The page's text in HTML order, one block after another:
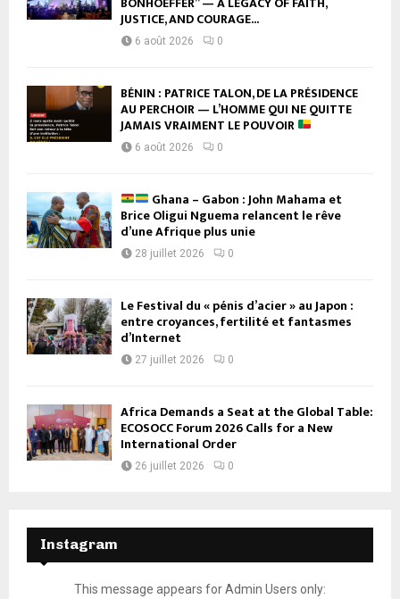
JUSTICE, AND COURAGE...
6 août 2026 0
BÉNIN : PATRICE TALON, DE LA PRÉSIDENCE
AU PERCHOIR — L’HOMME QUI NE QUITTE
JAMAIS VRAIMENT LE POUVOIR
6 août 2026 0
Ghana – Gabon : John Mahama et
Brice Oligui Nguema relancent le rêve
d’une Afrique plus unie
28 juillet 2026 0
Le Festival du « pénis d’acier » au Japon :
entre croyances, fertilité et fantasmes
d’Internet
27 juillet 2026 0
Africa Demands a Seat at the Global Table:
ECOSOCC Forum 2026 Calls for a New
International Order
26 juillet 2026 0
Instagram
This message appears for Admin Users only: